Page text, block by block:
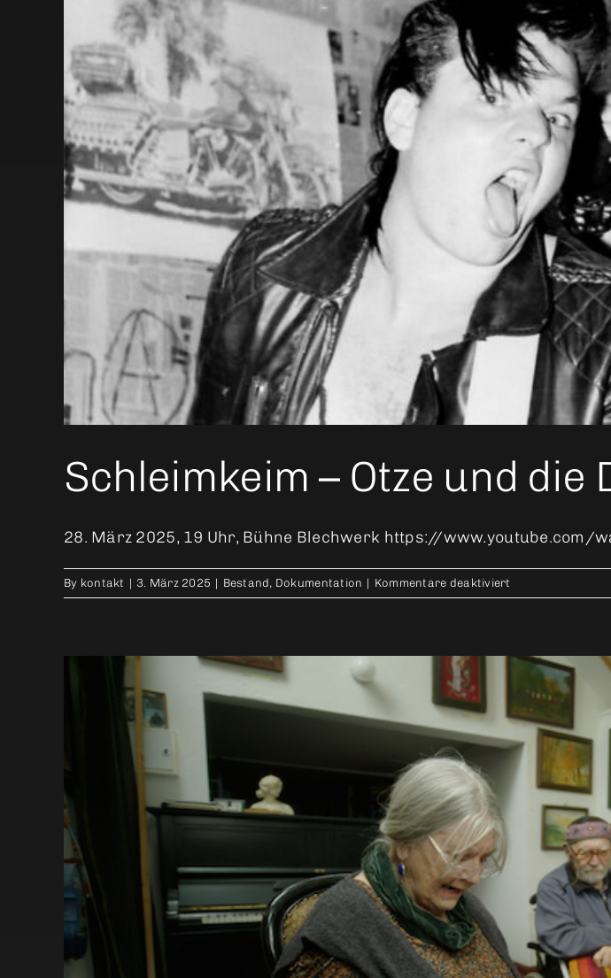
Schleimkeim – Otze und die
28. März 2025, 19 Uhr, Bühne Blechwerk https://www.youtube.com/
By kontakt | 3. März 2025 | Bestand, Dokumentation | Kommentare deaktiviert
Schleimkeim
und
DDR
von
unten